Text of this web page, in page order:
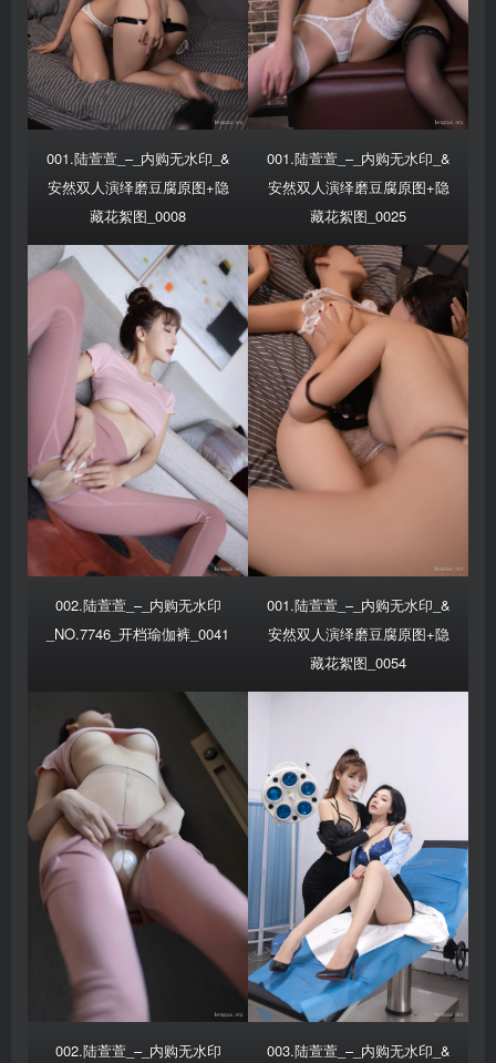
001.陆萱萱_–_内购无水印_&
安然双人演绎磨豆腐原图+隐
藏花絮图_0008
001.陆萱萱_–_内购无水印_&
安然双人演绎磨豆腐原图+隐
藏花絮图_0025
002.陆萱萱_–_内购无水印
_NO.7746_开档瑜伽裤_0041
001.陆萱萱_–_内购无水印_&
安然双人演绎磨豆腐原图+隐
藏花絮图_0054
002.陆萱萱_–_内购无水印
003.陆萱萱_–_内购无水印_&